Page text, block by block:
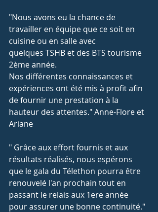
"Nous avons eu la chance de
travailler en équipe que ce soit en
cuisine ou en salle avec
quelques TSHB et des BTS tourisme
2ème année.
Nos différentes connaissances et
expériences ont été mis à profit afin
de fournir une prestation à la
hauteur des attentes." Anne-Flore et
Ariane
" Grâce aux effort fournis et aux
résultats réalisés, nous espérons
que le gala du Télethon pourra être
renouvelé l'an prochain tout en
passant le relais aux 1ere année
pour assurer une bonne continuité."